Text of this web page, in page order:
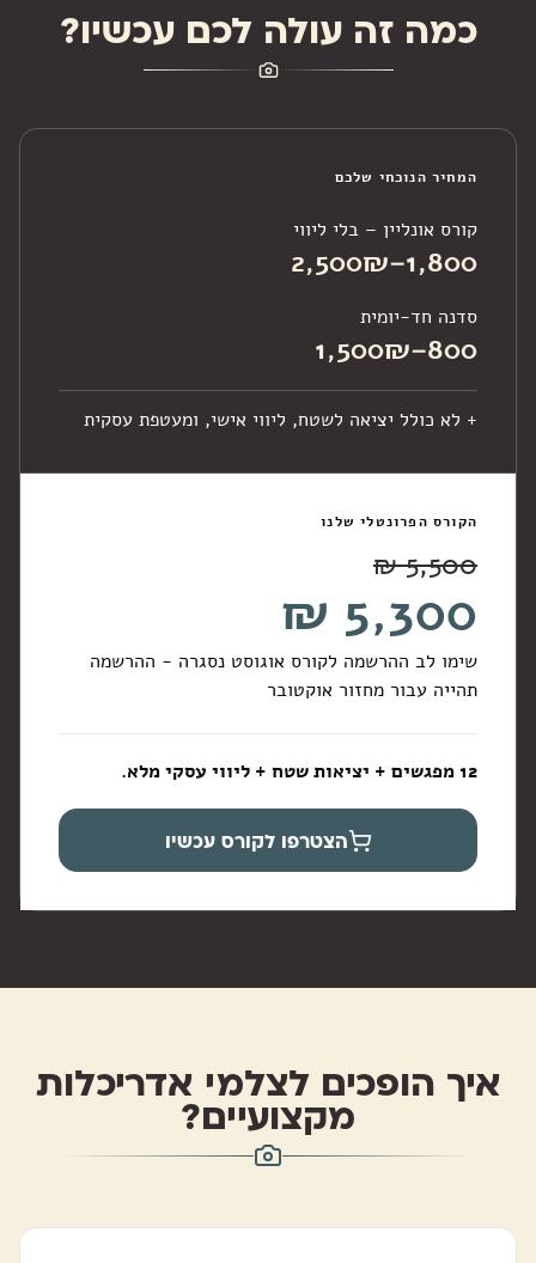
כמה זה עולה לכם עכשיו?
המחיר הנוכחי שלכם
קורס אונליין – בלי ליווי
1,800–2,500₪
סדנה חד-יומית
800–1,500₪
+ לא כולל יציאה לשטח, ליווי אישי, ומעטפת עסקית
הקורס הפרונטלי שלנו
שימו לב ההרשמה לקורס אוגוסט נסגרה - ההרשמה
תהייה עבור מחזור אוקטובר
12 מפגשים + יציאות שטח + ליווי עסקי מלא.
הצטרפו לקורס עכשיו
איך הופכים לצלמי אדריכלות
מקצועיים?